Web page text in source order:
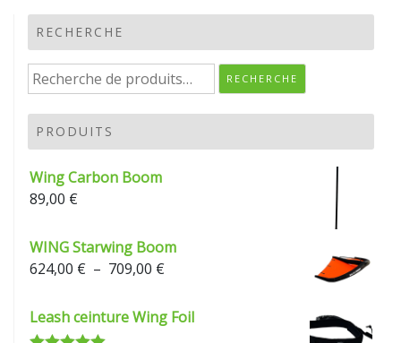
l’article
RECHERCHE
Recherche
pour :
RECHERCHE
PRODUITS
Wing Carbon Boom
89,00 €
WING Starwing Boom
624,00 € – 709,00 €
prix :
624,00 €
Leash ceinture Wing Foil